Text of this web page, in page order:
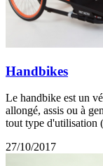
Handbikes
Le handbike est un
allongé, assis ou à
tout type d'utilisation
27/10/2017